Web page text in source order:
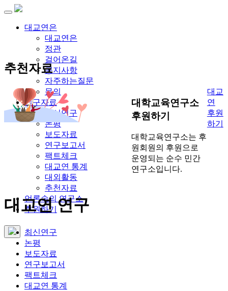
대교연은
대교연은
정관
걸어온길
공지사항
자주하는질문
문의
연구자료
최신연구
논평
보도자료
연구보고서
팩트체크
대교연 통계
대외활동
추천자료
언론속의 연구소
후원하기
추천자료
대학교육연구소
후원하기
대학교육연구소는 후
원회원의 후원으로
운영되는 순수 민간
연구소입니다.
대교
연
후원
하기
대교연 연구
최신연구
논평
보도자료
연구보고서
팩트체크
대교연 통계